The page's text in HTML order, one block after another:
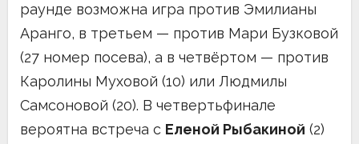
раунде возможна игра против Эмилианы
Аранго, в третьем — против Мари Бузковой
(27 номер посева), а в четвёртом — против
Каролины Муховой (10) или Людмилы
Самсоновой (20). В четвертьфинале
вероятна встреча с Еленой Рыбакиной (2)